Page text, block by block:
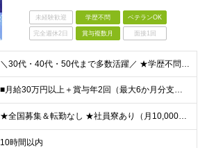
未経験歓迎 学歴不問 ベテランOK
完全週休2日 賞与複数月 面接1回
＼30代・40代・50代まで多数活躍／ ★学歴不問 ★何かしらの営業経験をお持ちの方（経験年数・業界不問） 社会保険や労務の知識は必要ありません。 業界未経験からスタートできます！ ＜仕事のやりが
■月給30万円以上＋賞与年2回（最大6か月分支給実績あり）＋インセンティブ ★インセンティブ毎月支給 └最大で30～65万円を獲得する社員も └入社5年未満の社員の月平均インセンティブ15万円 ★社
★全国募集＆転勤なし ★社員寮あり（月10,000円～） ※勤務地による ★直行直帰OK ★車・自転車・バイク通勤OK ※一部事務所 【北海道・東北】 札幌事務所、仙台事務所 【関東】 大宮事務所
10時間以内